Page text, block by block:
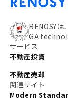
RENOSYは
GA
サービス
不動産投資
不動産売却
関連サイト
Modern